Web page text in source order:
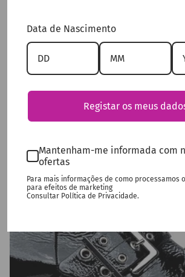
Data de Nascimento
Registar os meus
Mantenham-me informada com
ofertas
Para mais informações de como processamos
para efeitos de marketing
Consultar Política de Privacidade.